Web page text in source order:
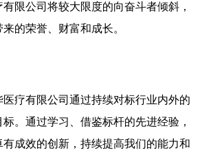
限公司将较大限度的向奋斗者倾斜，
的荣誉、财富和成长。
疗有限公司通过持续对标行业内外的
。通过学习、借鉴标杆的先进经验，
成效的创新，持续提高我们的能力和